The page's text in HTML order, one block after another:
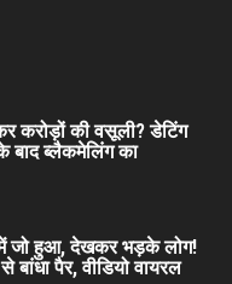
करोड़ों की वसूली? डेटिंग
बाद ब्लैकमेलिंग का
में जो हुआ, देखकर भड़के लोग!
बांधा पैर, वीडियो वायरल